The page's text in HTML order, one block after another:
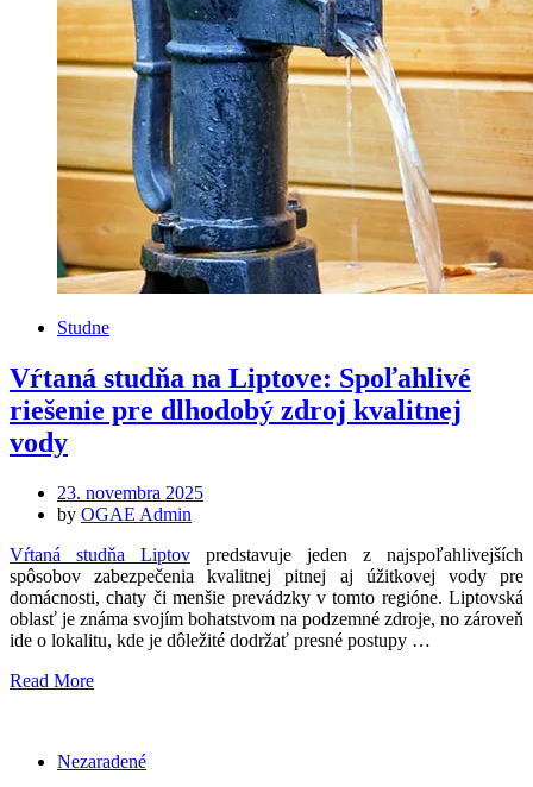
Studne
Vŕtaná studňa na Liptove: Spoľahlivé
riešenie pre dlhodobý zdroj kvalitnej
vody
Posted
on
23. novembra 2025
by OGAE Admin
Vŕtaná studňa Liptov predstavuje jeden z najspoľahlivejších
spôsobov zabezpečenia kvalitnej pitnej aj úžitkovej vody pre
domácnosti, chaty či menšie prevádzky v tomto regióne. Liptovská
oblasť je známa svojím bohatstvom na podzemné zdroje, no zároveň
ide o lokalitu, kde je dôležité dodržať presné postupy …
Read More
Nezaradené